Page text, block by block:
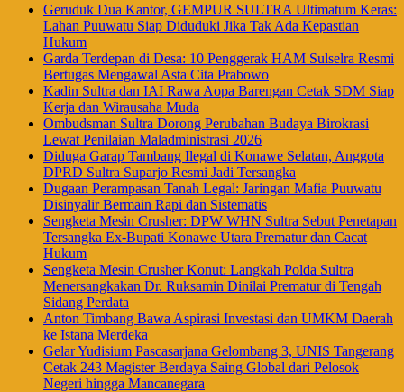
Geruduk Dua Kantor, GEMPUR SULTRA Ultimatum Keras:
Lahan Puuwatu Siap Diduduki Jika Tak Ada Kepastian
Hukum
Garda Terdepan di Desa: 10 Penggerak HAM Sulselra Resmi
Bertugas Mengawal Asta Cita Prabowo
Kadin Sultra dan IAI Rawa Aopa Barengan Cetak SDM Siap
Kerja dan Wirausaha Muda
Ombudsman Sultra Dorong Perubahan Budaya Birokrasi
Lewat Penilaian Maladministrasi 2026
Diduga Garap Tambang Ilegal di Konawe Selatan, Anggota
DPRD Sultra Suparjo Resmi Jadi Tersangka
Dugaan Perampasan Tanah Legal: Jaringan Mafia Puuwatu
Disinyalir Bermain Rapi dan Sistematis
Sengketa Mesin Crusher: DPW WHN Sultra Sebut Penetapan
Tersangka Ex-Bupati Konawe Utara Prematur dan Cacat
Hukum
Sengketa Mesin Crusher Konut: Langkah Polda Sultra
Menersangkakan Dr. Ruksamin Dinilai Prematur di Tengah
Sidang Perdata
Anton Timbang Bawa Aspirasi Investasi dan UMKM Daerah
ke Istana Merdeka
Gelar Yudisium Pascasarjana Gelombang 3, UNIS Tangerang
Cetak 243 Magister Berdaya Saing Global dari Pelosok
Negeri hingga Mancanegara